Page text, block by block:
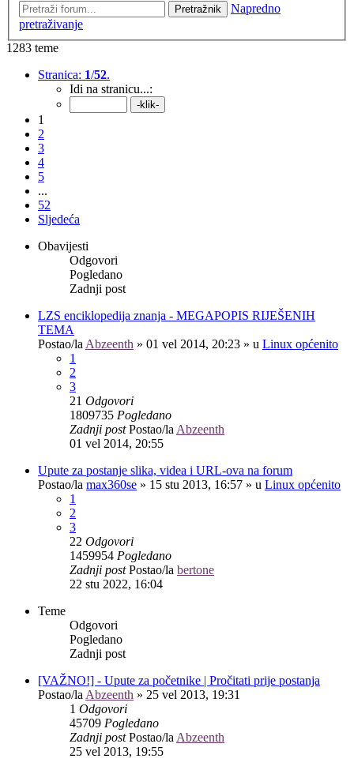
Pretražnik
Napredno
pretraživanje
1283 teme
Stranica: 1/52.
Idi na stranicu...:
1
2
3
4
5
...
52
Sljedeća
Obavijesti
Odgovori
Pogledano
Zadnji post
LZS enciklopedija znanja - MEGAPOPIS RIJEŠENIH
TEMA
Postao/la Abzeenth » 01 vel 2014, 20:23 » u Linux općenito
1
2
3
21 Odgovori
1809735 Pogledano
Zadnji postPostao/la Abzeenth
01 vel 2014, 20:55
Upute za postanje slika, videa i URL-ova na forum
Postao/la max360se » 15 stu 2013, 16:57 » u Linux općenito
1
2
3
22 Odgovori
1459954 Pogledano
Zadnji postPostao/la bertone
22 stu 2022, 16:04
Teme
Odgovori
Pogledano
Zadnji post
[VAŽNO!] - Upute za početnike | Pročitati prije postanja
Postao/la Abzeenth » 25 vel 2013, 19:31
1 Odgovori
45709 Pogledano
Zadnji postPostao/la Abzeenth
25 vel 2013, 19:55